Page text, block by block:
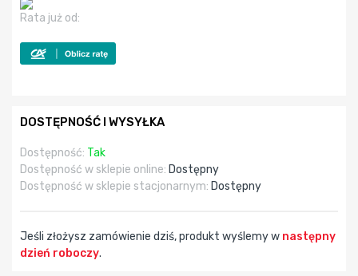
Rata już od:
DOSTĘPNOŚĆ I WYSYŁKA
Dostępność: Tak
Dostępność w sklepie online: Dostępny
Dostępność w sklepie stacjonarnym: Dostępny
Jeśli złożysz zamówienie dziś, produkt wyślemy w następny
dzień roboczy.